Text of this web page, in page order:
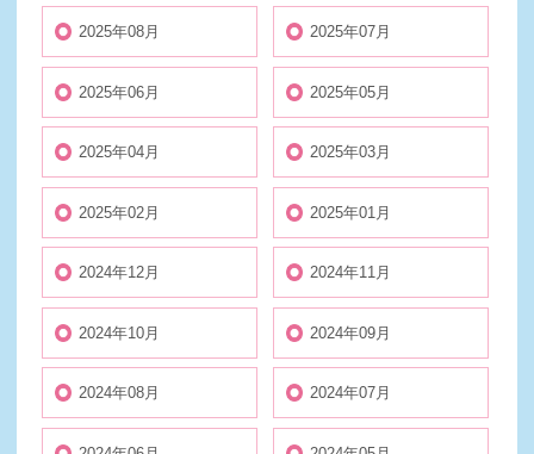
2025年08月 2025年07月
2025年06月 2025年05月
2025年04月 2025年03月
2025年02月 2025年01月
2024年12月 2024年11月
2024年10月 2024年09月
2024年08月 2024年07月